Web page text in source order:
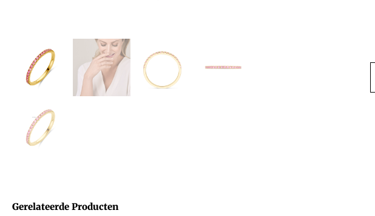
Gerelateerde Producten